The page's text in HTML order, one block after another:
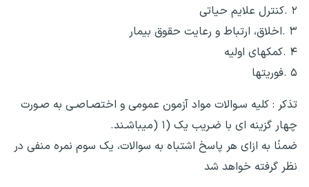
۲ .کنترل علایم حیاتی
۳ .اخلاق، ارتباط و رعایت حقوق بیمار
۴ .کمکهای اولیه
۵ .فوریتها
تذکر : کلیه سـوالات مواد آزمون عمومی و اختصـاصـی به صـورت
چهار گزینه ای با ضـریب یک (۱ (میباشـند.
ضمنًا به ازای هر پاسخ اشتباه به سوالات، یک سوم نمره منفی در
نظر گرفته خواهد شد